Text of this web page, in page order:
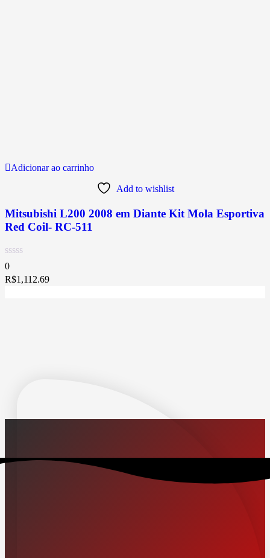
Adicionar ao carrinho
Add to wishlist
Mitsubishi L200 2008 em Diante Kit Mola Esportiva
Red Coil- RC-511
0
R$1,112.69